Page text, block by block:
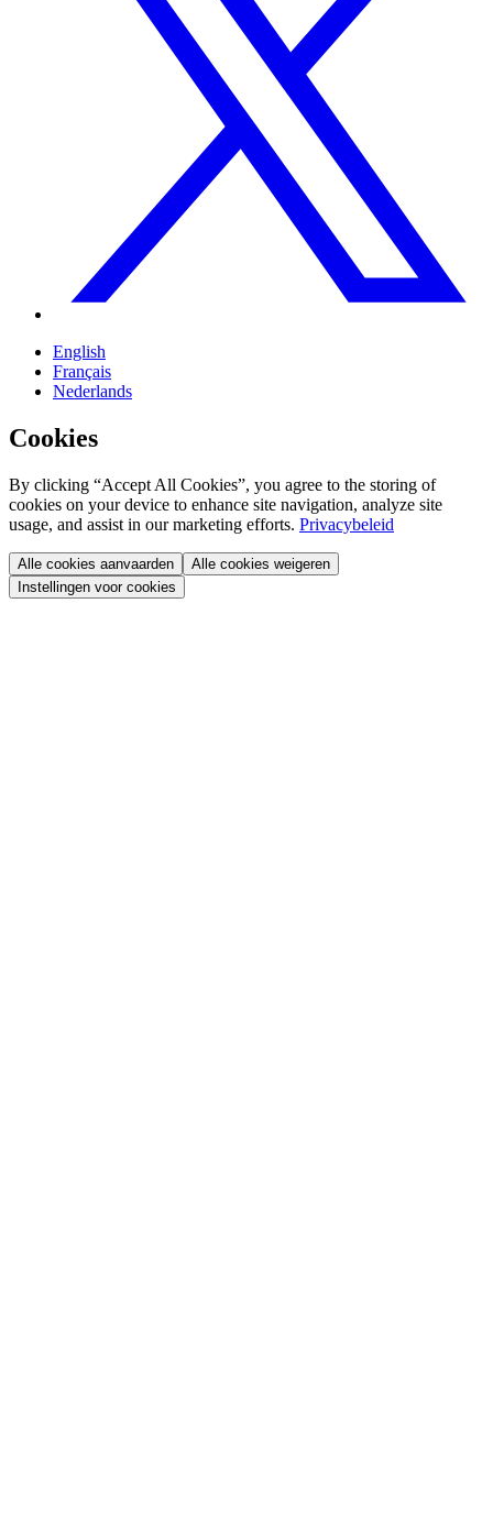
English
Français
Nederlands
Cookies
By clicking “Accept All Cookies”, you agree to the storing of
cookies on your device to enhance site navigation, analyze site
usage, and assist in our marketing efforts. Privacybeleid
Alle cookies aanvaarden
Alle cookies weigeren
Instellingen voor cookies